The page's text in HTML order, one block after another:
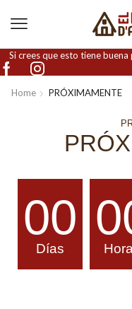
Si crees que esto tiene
Home PRÓXIMAMENTE
00
Días